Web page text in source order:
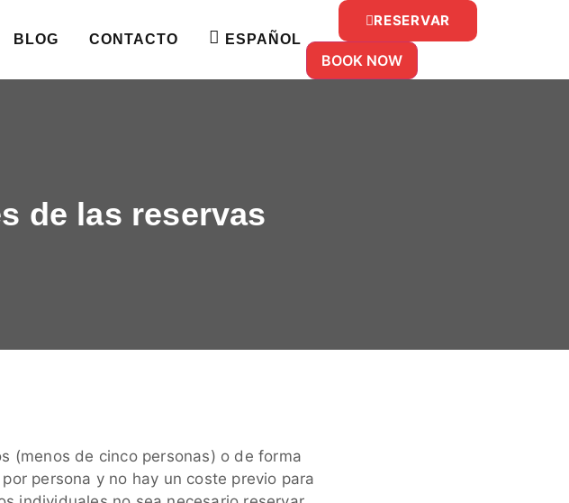
BLOG CONTACTO ESPAÑOL
RESERVAR
BOOK NOW
de las reservas
(menos de cinco personas) o de forma
persona y no hay un coste previo para